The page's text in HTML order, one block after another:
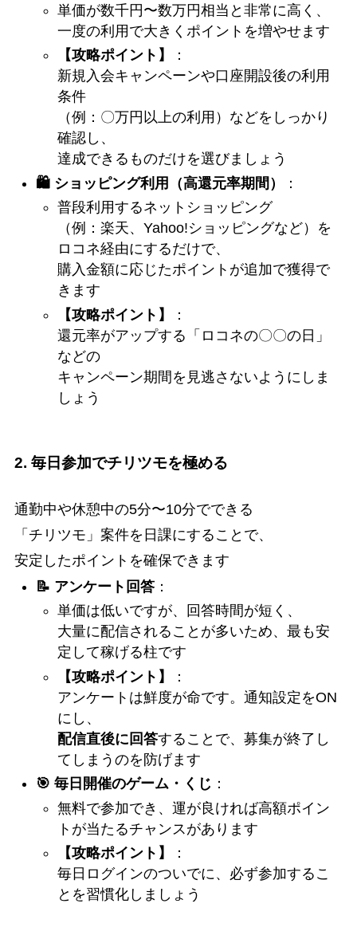
単価が数千円〜数万円相当と非常に高く、
一度の利用で大きくポイントを増やせます
【攻略ポイント】
：
新規入会キャンペーンや口座開設後の利用
条件
（例：〇万円以上の利用）などをしっかり
確認し、
達成できるものだけを選びましょう
🛍️ ショッピング利用（高還元率期間）
：
普段利用するネットショッピング
（例：楽天、Yahoo!ショッピングなど）を
ロコネ経由にするだけで、
購入金額に応じたポイントが追加で獲得で
きます
【攻略ポイント】
：
還元率がアップする「ロコネの〇〇の日」
などの
キャンペーン期間を見逃さないようにしま
しょう
2. 毎日参加でチリツモを極める
通勤中や休憩中の5分〜10分でできる
「チリツモ」案件を日課にすることで、
安定したポイントを確保できます
📝 アンケート回答：
単価は低いですが、回答時間が短く、
大量に配信されることが多いため、最も安
定して稼げる柱です
【攻略ポイント】
：
アンケートは鮮度が命です。通知設定をON
にし、
配信直後に回答することで、募集が終了し
てしまうのを防げます
🎯 毎日開催のゲーム・くじ ：
無料で参加でき、運が良ければ高額ポイン
トが当たるチャンスがあります
【攻略ポイント】
：
毎日ログインのついでに、必ず参加するこ
とを習慣化しましょう